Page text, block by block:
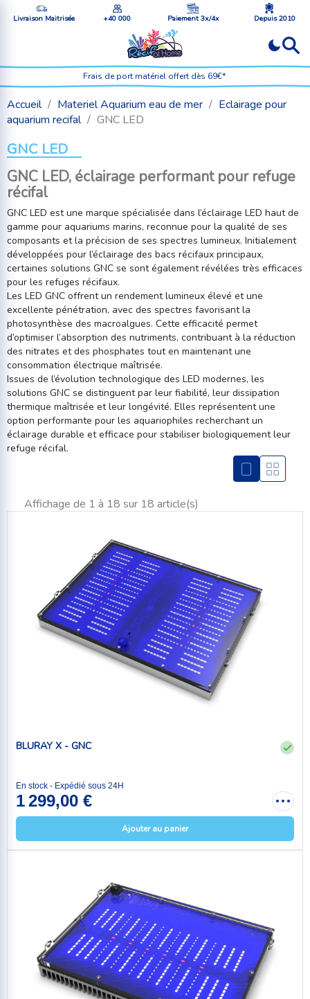
Livraison Maitrisée +40 000 Paiement 3x/4x Depuis 2010
Frais de port matériel offert dès 69€*
Accueil Materiel Aquarium eau de mer
Eclairage pour
aquarium recifal
GNC LED
GNC LED
GNC LED, éclairage performant pour refuge
récifal
GNC LED est une marque spécialisée dans l’éclairage LED haut de
gamme pour aquariums marins, reconnue pour la qualité de ses
composants et la précision de ses spectres lumineux. Initialement
développées pour l’éclairage des bacs récifaux principaux,
certaines solutions GNC se sont également révélées très efficaces
pour les refuges récifaux.
Les LED GNC offrent un rendement lumineux élevé et une
excellente pénétration, avec des spectres favorisant la
photosynthèse des macroalgues. Cette efficacité permet
d’optimiser l’absorption des nutriments, contribuant à la réduction
des nitrates et des phosphates tout en maintenant une
consommation électrique maîtrisée.
Issues de l’évolution technologique des LED modernes, les
solutions GNC se distinguent par leur fiabilité, leur dissipation
thermique maîtrisée et leur longévité. Elles représentent une
option performante pour les aquariophiles recherchant un
éclairage durable et efficace pour stabiliser biologiquement leur
refuge récifal.
Affichage de 1 à 18 sur 18 article(s)
BLURAY X - GNC
En stock - Expédié sous 24H
1 299,00 €
Ajouter au panier